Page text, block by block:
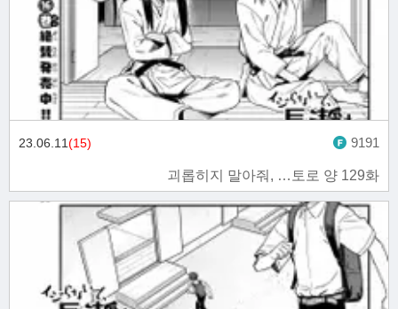
괴롭히지 말아줘, …토로 양 129화
23.06.11(15) 9191